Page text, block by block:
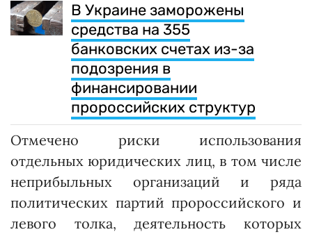
В Украине заморожены
средства на 355
банковских счетах из-за
подозрения в
финансировании
пророссийских структур
Отмечено риски использования
отдельных юридических лиц, в том числе
неприбыльных организаций и ряда
политических партий пророссийского и
левого толка, деятельность которых